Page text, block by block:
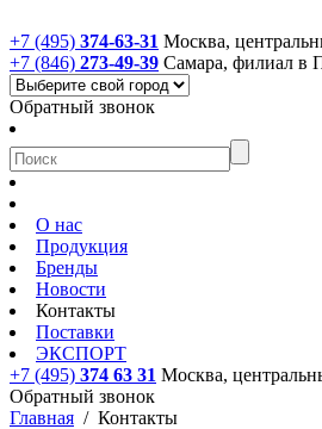
+7 (495) 374-63-31 Москва,
+7 (846) 273-49-39 Самара, филиал в
Обратный звонок
О нас
Продукция
Бренды
Новости
Контакты
Поставки
ЭКСПОРТ
+7 (495) 374 63 31 Москва,
Обратный звонок
Главная / Контакты